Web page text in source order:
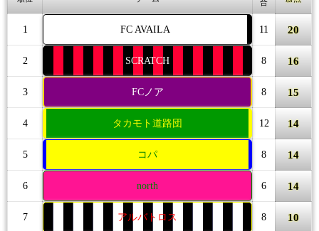
合
1 FC AVAILA 11 20
2 SCRATCH 8 16
3 FCノア 8 15
4 タカモト道路団 12 14
5 コパ 8 14
6 north 6 14
7 アルバトロス 8 10